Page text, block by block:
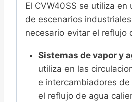
El CVW40SS se utiliza en
de escenarios
necesario evitar el reflujo
Sistemas de vapor y
utiliza en las
e intercambiadores
el reflujo de agua